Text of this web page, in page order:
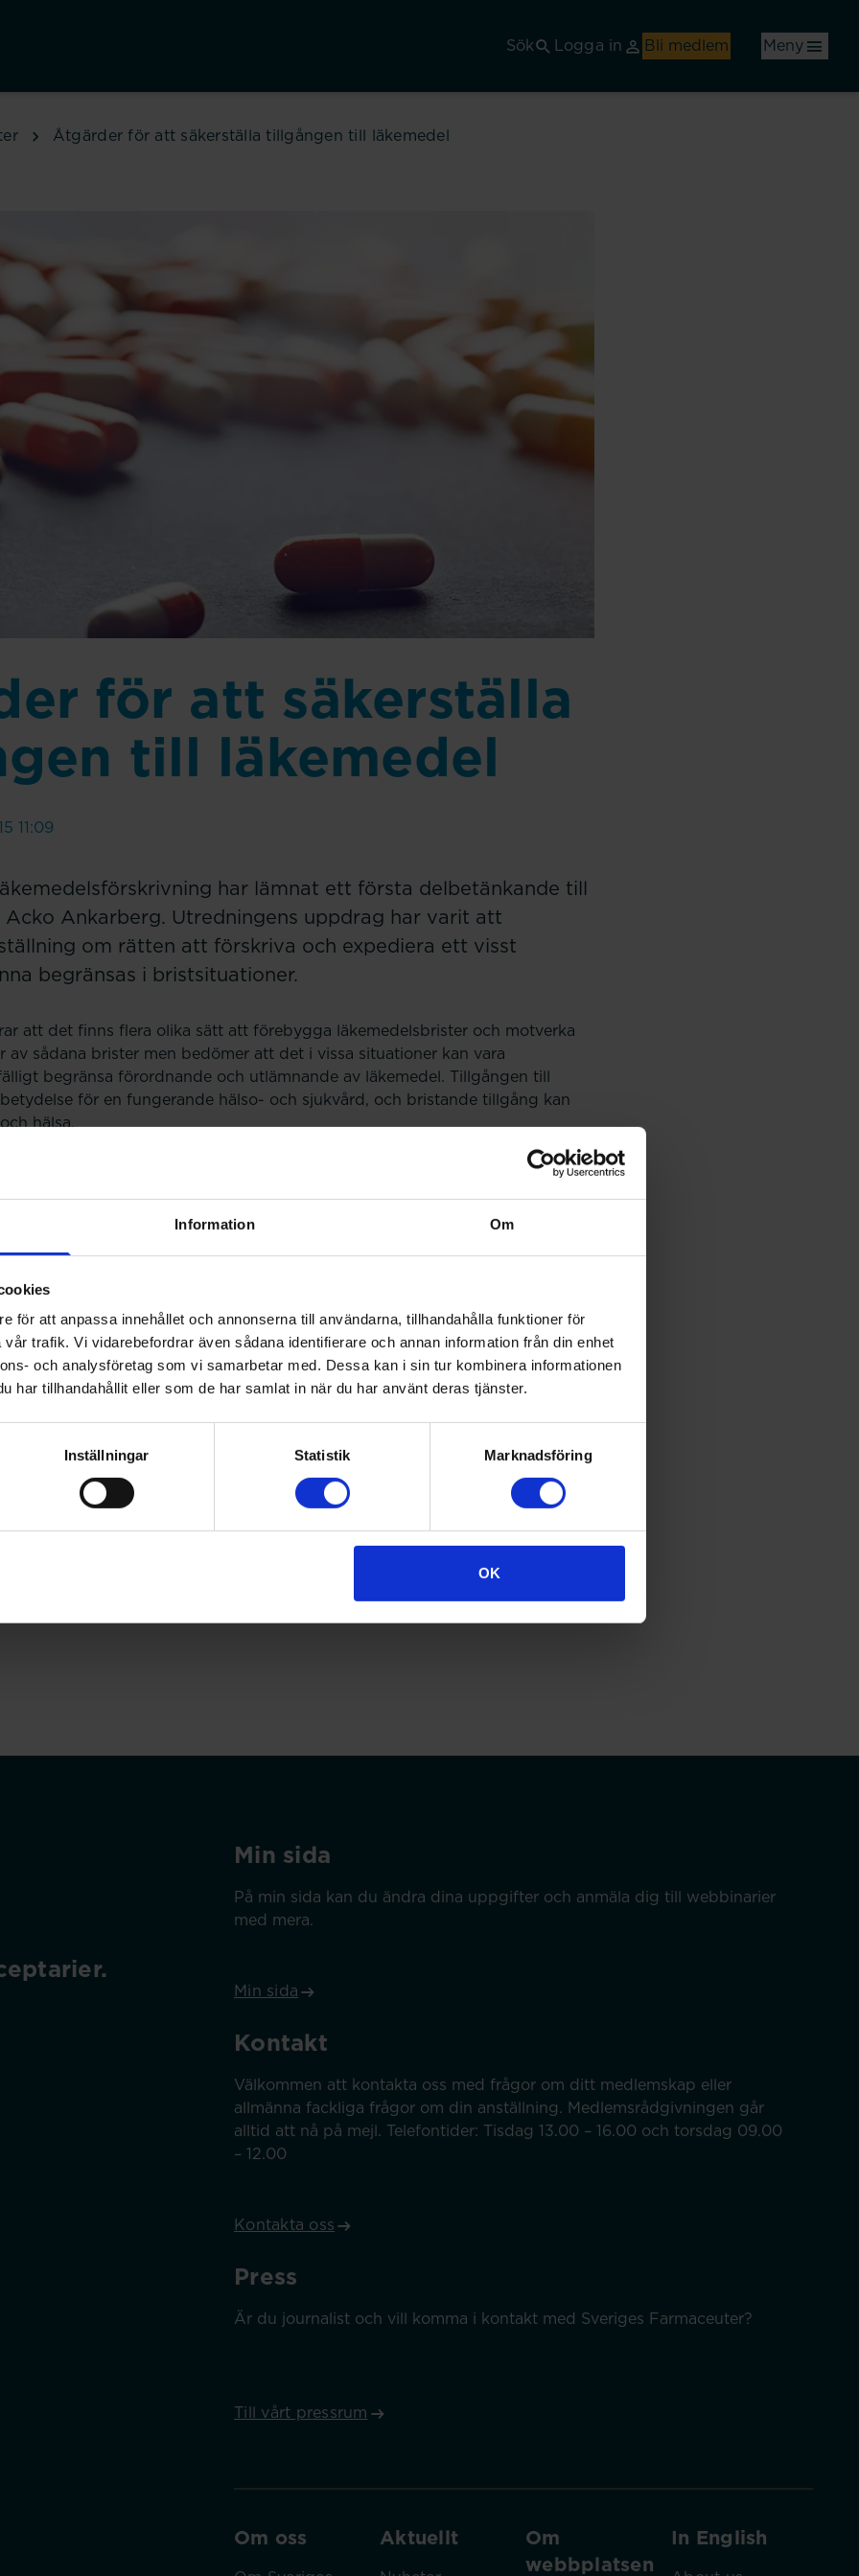
Information Om
för att anpassa innehållet och annonserna till användarna, tillhandahålla funktioner för
trafik. Vi vidarebefordrar även sådana identifierare och annan information från din enhet
och analysföretag som vi samarbetar med. Dessa kan i sin tur kombinera informationen
har tillhandahållit eller som de har samlat in när du har använt deras tjänster.
Inställningar Statistik Marknadsföring
OK
Sök
Logga in Bli medlem Meny
Åtgärder för att säkerställa tillgången till läkemedel
för att säkerställa
till läkemedel
11:09
har lämnat ett första delbetänkande till
Acko Ankarberg. Utredningens uppdrag har varit att
om rätten att förskriva och expediera ett visst
begränsas i bristsituationer.
att det finns flera olika sätt att förebygga läkemedelsbrister och motverka
av sådana brister men bedömer att det i vissa situationer kan vara
begränsa förordnande och utlämnande av läkemedel. Tillgången till
för en fungerande hälso- och sjukvård, och bristande tillgång kan
hälsa.
brist på ett verksamt ämne eller en oväntat hög efterfrågan på
Läkemedelsverket kunna ha befogenhet att införa tillfälliga begränsningar
utlämnande av läkemedel, både för human- och veterinärläkemedel.
införas om det är absolut nödvändigt för att skydda liv och hälsa och ska
och kontroll av föreskrifterna föreslås E-hälsomyndigheten få i
att införa systemstöd. Inspektionen för vård och omsorg,
länsstyrelserna ska ha tillsynsansvar för att säkerställa att föreskrifterna följs.
på Sveriges Farmaceuter, är en av experterna som deltar i
i SOU 2025:53: Säkerställ tillgången till läkemedel -
Min sida
På min sida kan du ändra dina uppgifter och anmäla dig till webbinarier
med mera.
Min sida
Kontakt
Välkommen att kontakta oss med frågor om ditt medlemskap eller
allmänna fackliga frågor om din anställning. Medlemsrådgivningen går
alltid att nå på mejl. Telefontider: Tisdag 13.00 – 16.00 och torsdag 09.00
– 12.00
Kontakta oss
Press
Är du journalist och vill komma i kontakt med Sveriges Farmaceuter?
Till vårt pressrum
Om oss Aktuellt
Om
webbplatsen
In English